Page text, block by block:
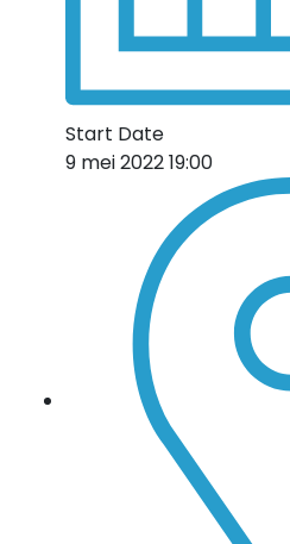
Start Date
9 mei 2022 19:00